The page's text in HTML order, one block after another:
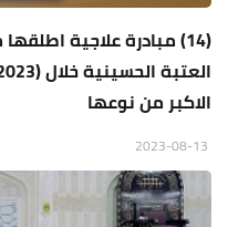
(14) مبادرة علاجية
الاكبر من نوعها